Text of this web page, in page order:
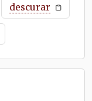
descurar